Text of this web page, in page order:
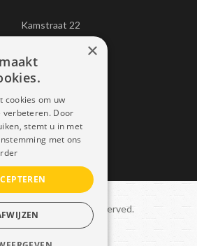
Kamstraat 22
1750 Lennik
0497452898
info@dais.be
2021 Dais. All rights reserved.
Sitemap–GDPR
×
cookies om uw
Door
stemt u in met
met ons